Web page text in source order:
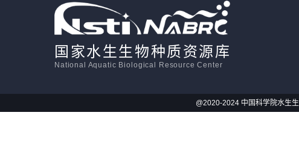
国家水生生物种质资源库
National Aquatic Biological Resource Center
@2020-2024 中国科学院水生